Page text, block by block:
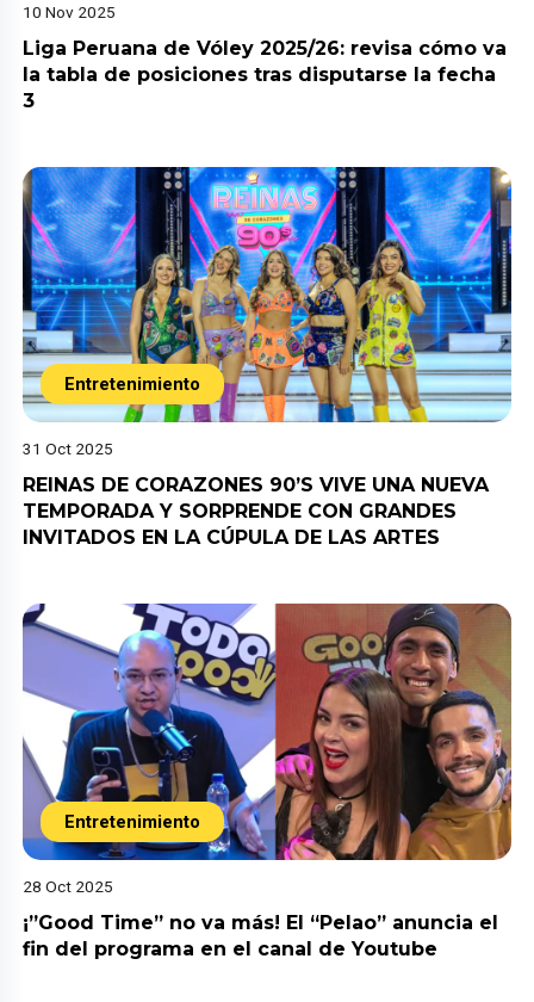
10 Nov 2025
Liga Peruana de Vóley 2025/26: revisa cómo va
la tabla de posiciones tras disputarse la fecha
3
Entretenimiento
31 Oct 2025
REINAS DE CORAZONES 90’S VIVE UNA NUEVA
TEMPORADA Y SORPRENDE CON GRANDES
INVITADOS EN LA CÚPULA DE LAS ARTES
Entretenimiento
28 Oct 2025
¡”Good Time” no va más! El “Pelao” anuncia el
fin del programa en el canal de Youtube